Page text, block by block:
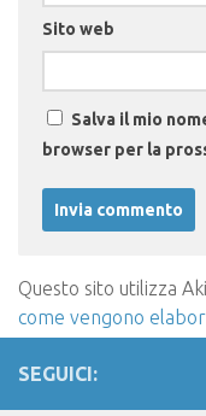
Sito web
Salva il mio
browser per la
Questo sito utilizza
come vengono
SEGUICI: